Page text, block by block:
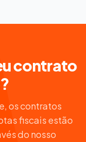
contrato
os contratos
fiscais estão
do nosso